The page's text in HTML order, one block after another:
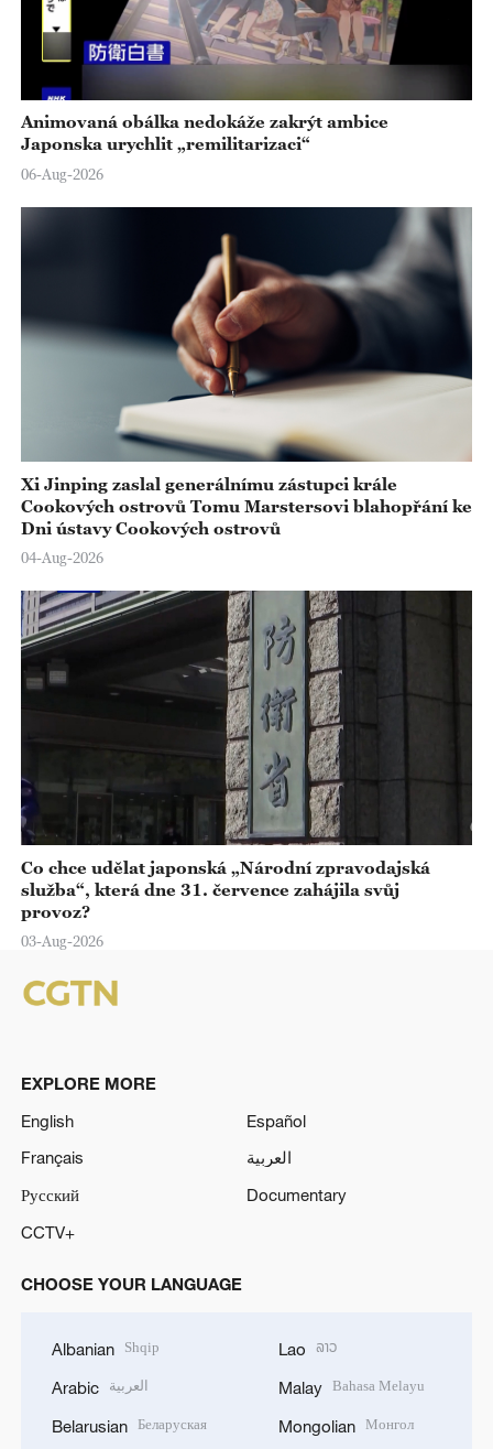
Animovaná obálka nedokáže zakrýt ambice
Japonska urychlit „remilitarizaci“
06-Aug-2026
Xi Jinping zaslal generálnímu zástupci krále
Cookových ostrovů Tomu Marstersovi blahopřání ke
Dni ústavy Cookových ostrovů
04-Aug-2026
Co chce udělat japonská „Národní zpravodajská
služba“, která dne 31. července zahájila svůj
provoz?
03-Aug-2026
EXPLORE MORE
English
Español
Français
العربية
Русский
Documentary
CCTV+
CHOOSE YOUR LANGUAGE
Albanian Shqip
Arabic العربية
Belarusian Беларуская
Lao ລາວ
Malay Bahasa Melayu
Mongolian Монгол